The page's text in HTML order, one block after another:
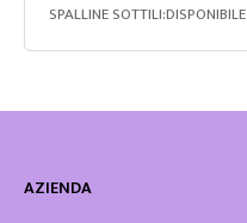
SPALLINE
AZIENDA